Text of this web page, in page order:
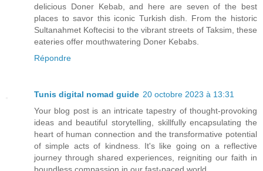
delicious Doner Kebab, and here are seven of the best
places to savor this iconic Turkish dish. From the historic
Sultanahmet Koftecisi to the vibrant streets of Taksim, these
eateries offer mouthwatering Doner Kebabs.
Répondre
Tunis digital nomad guide 20 octobre 2023 à 13:31
Your blog post is an intricate tapestry of thought-provoking
ideas and beautiful storytelling, skillfully encapsulating the
heart of human connection and the transformative potential
of simple acts of kindness. It's like going on a reflective
journey through shared experiences, reigniting our faith in